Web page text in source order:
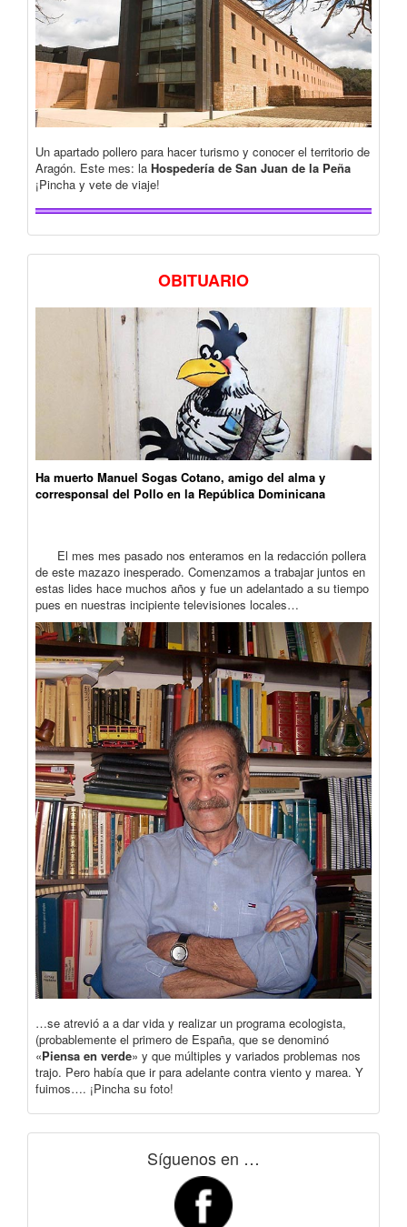
Un apartado pollero para hacer turismo y conocer el territorio de
Aragón. Este mes: la Hospedería de San Juan de la Peña
¡Pincha y vete de viaje!
OBITUARIO
Ha muerto Manuel Sogas Cotano, amigo del alma y
corresponsal del Pollo en la República Dominicana
El mes mes pasado nos enteramos en la redacción pollera
de este mazazo inesperado. Comenzamos a trabajar juntos en
estas lides hace muchos años y fue un adelantado a su tiempo
pues en nuestras incipiente televisiones locales…
…se atrevió a a dar vida y realizar un programa ecologista,
(probablemente el primero de España, que se denominó
«Piensa en verde» y que múltiples y variados problemas nos
trajo. Pero había que ir para adelante contra viento y marea. Y
fuimos…. ¡Pincha su foto!
Síguenos en …